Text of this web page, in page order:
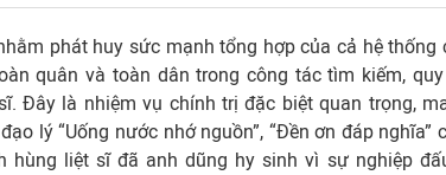
phát huy sức mạnh tổng hợp của cả hệ thống
quân và toàn dân trong công tác tìm kiếm,
Đây là nhiệm vụ chính trị đặc biệt quan trọng,
lý “Uống nước nhớ nguồn”, “Đền ơn đáp nghĩa”
hùng liệt sĩ đã anh dũng hy sinh vì sự nghiệp